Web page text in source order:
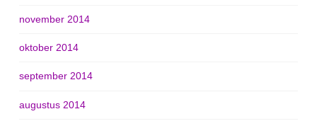
november 2014
oktober 2014
september 2014
augustus 2014